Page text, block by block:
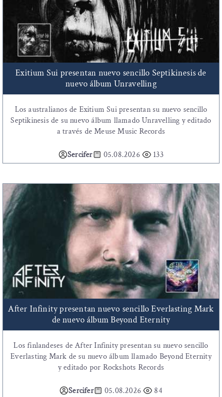
Exitium Sui presentan nuevo sencillo Septikinesis de
nuevo álbum Unravelling
Los australianos de Exitium Sui presentan su nuevo sencillo
Septikinesis de su nuevo álbum llamado Unravelling y editado
a través de Meuse Music Records
Sercifer 05.08.2026 133
After Infinity presentan nuevo sencillo Everlasting Mark
de nuevo álbum Beyond Eternity
Los finlandeses de After Infinity presentan su nuevo sencillo
Everlasting Mark de su nuevo álbum llamado Beyond Eternity
y editado por Rockshots Records
Sercifer 05.08.2026 84